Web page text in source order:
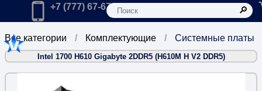
Главная
Позвонить в компанию по телефону:
+7 (777) 67-67-666
Системные платы
Комплектующие
Все категории
Intel 1700 H610 Gigabyte 2DDR5 (H610M H V2 DDR5)